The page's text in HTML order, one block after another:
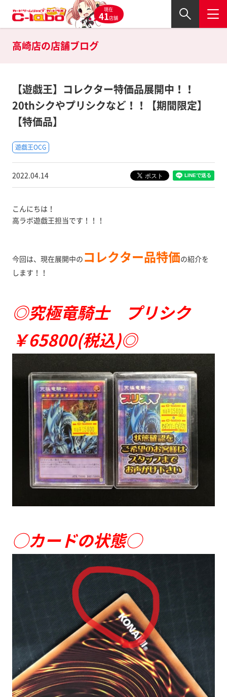
現在
41店舗
高崎店の店舗ブログ
【遊戯王】コレクター特価品展開中！！
20thシクやプリシクなど！！【期間限定】
【特価品】
遊戯王OCG
2022.04.14
こんにちは！
高ラボ遊戯王担当です！！！
今回は、現在展開中の コレクター品特価の紹介を
します！！
◎究極竜騎士 プリシク
￥65800(税込)◎
◯カードの状態◯